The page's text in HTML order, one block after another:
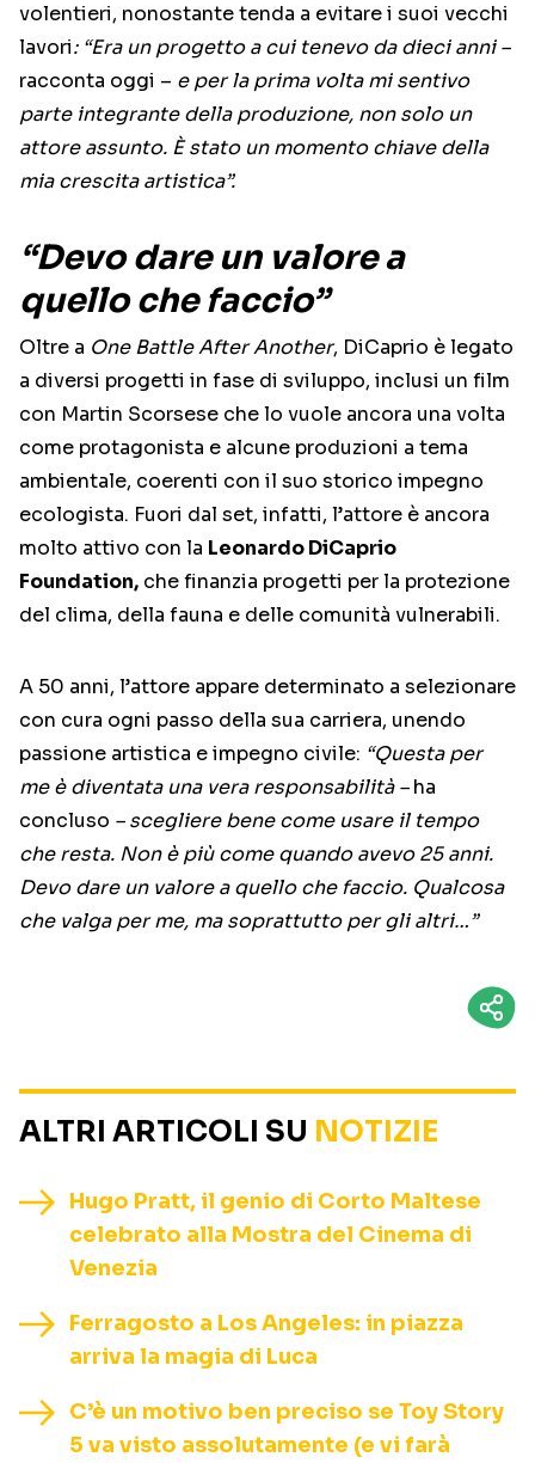
volentieri, nonostante tenda a evitare i suoi vecchi
lavori: “Era un progetto a cui tenevo da dieci anni –
racconta oggi – e per la prima volta mi sentivo
parte integrante della produzione, non solo un
attore assunto. È stato un momento chiave della
mia crescita artistica”.
“Devo dare un valore a
quello che faccio”
Oltre a One Battle After Another, DiCaprio è legato
a diversi progetti in fase di sviluppo, inclusi un film
con Martin Scorsese che lo vuole ancora una volta
come protagonista e alcune produzioni a tema
ambientale, coerenti con il suo storico impegno
ecologista. Fuori dal set, infatti, l’attore è ancora
molto attivo con la Leonardo DiCaprio
Foundation, che finanzia progetti per la protezione
del clima, della fauna e delle comunità vulnerabili.
A 50 anni, l’attore appare determinato a selezionare
con cura ogni passo della sua carriera, unendo
passione artistica e impegno civile: “Questa per
me è diventata una vera responsabilità –ha
concluso – scegliere bene come usare il tempo
che resta. Non è più come quando avevo 25 anni.
Devo dare un valore a quello che faccio. Qualcosa
che valga per me, ma soprattutto per gli altri…”
ALTRI ARTICOLI SU NOTIZIE
Hugo Pratt, il genio di Corto Maltese
celebrato alla Mostra del Cinema di
Venezia
Ferragosto a Los Angeles: in piazza
arriva la magia di Luca
C’è un motivo ben preciso se Toy Story
5 va visto assolutamente (e vi farà